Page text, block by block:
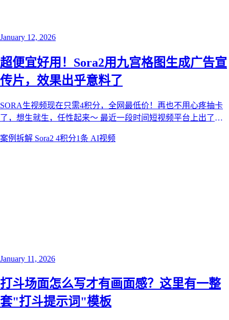
January 12, 2026
超便宜好用！Sora2用九宫格图生成广告宣
传片，效果出乎意料了
SORA生视频现在只需4积分，全网最低价！再也不用心疼抽卡
了，想生就生，任性起来～ 最近一段时间短视频平台上出了很
么做的吧！
案例拆解 Sora2 4积分1条 AI视频
January 11, 2026
打斗场面怎么写才有画面感？这里有一整
套"打斗提示词"模板